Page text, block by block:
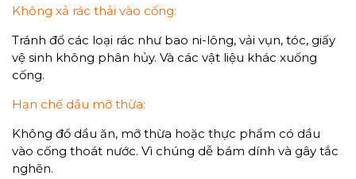
Không xả rác thải vào cống:
Tránh đổ các loại rác như bao ni-lông, vải vụn, tóc, giấy
vệ sinh không phân hủy. Và các vật liệu khác xuống
cống.
Hạn chế dầu mỡ thừa:
Không đổ dầu ăn, mỡ thừa hoặc thực phẩm có dầu
vào cống thoát nước. Vì chúng dễ bám dính và gây tắc
nghẽn.